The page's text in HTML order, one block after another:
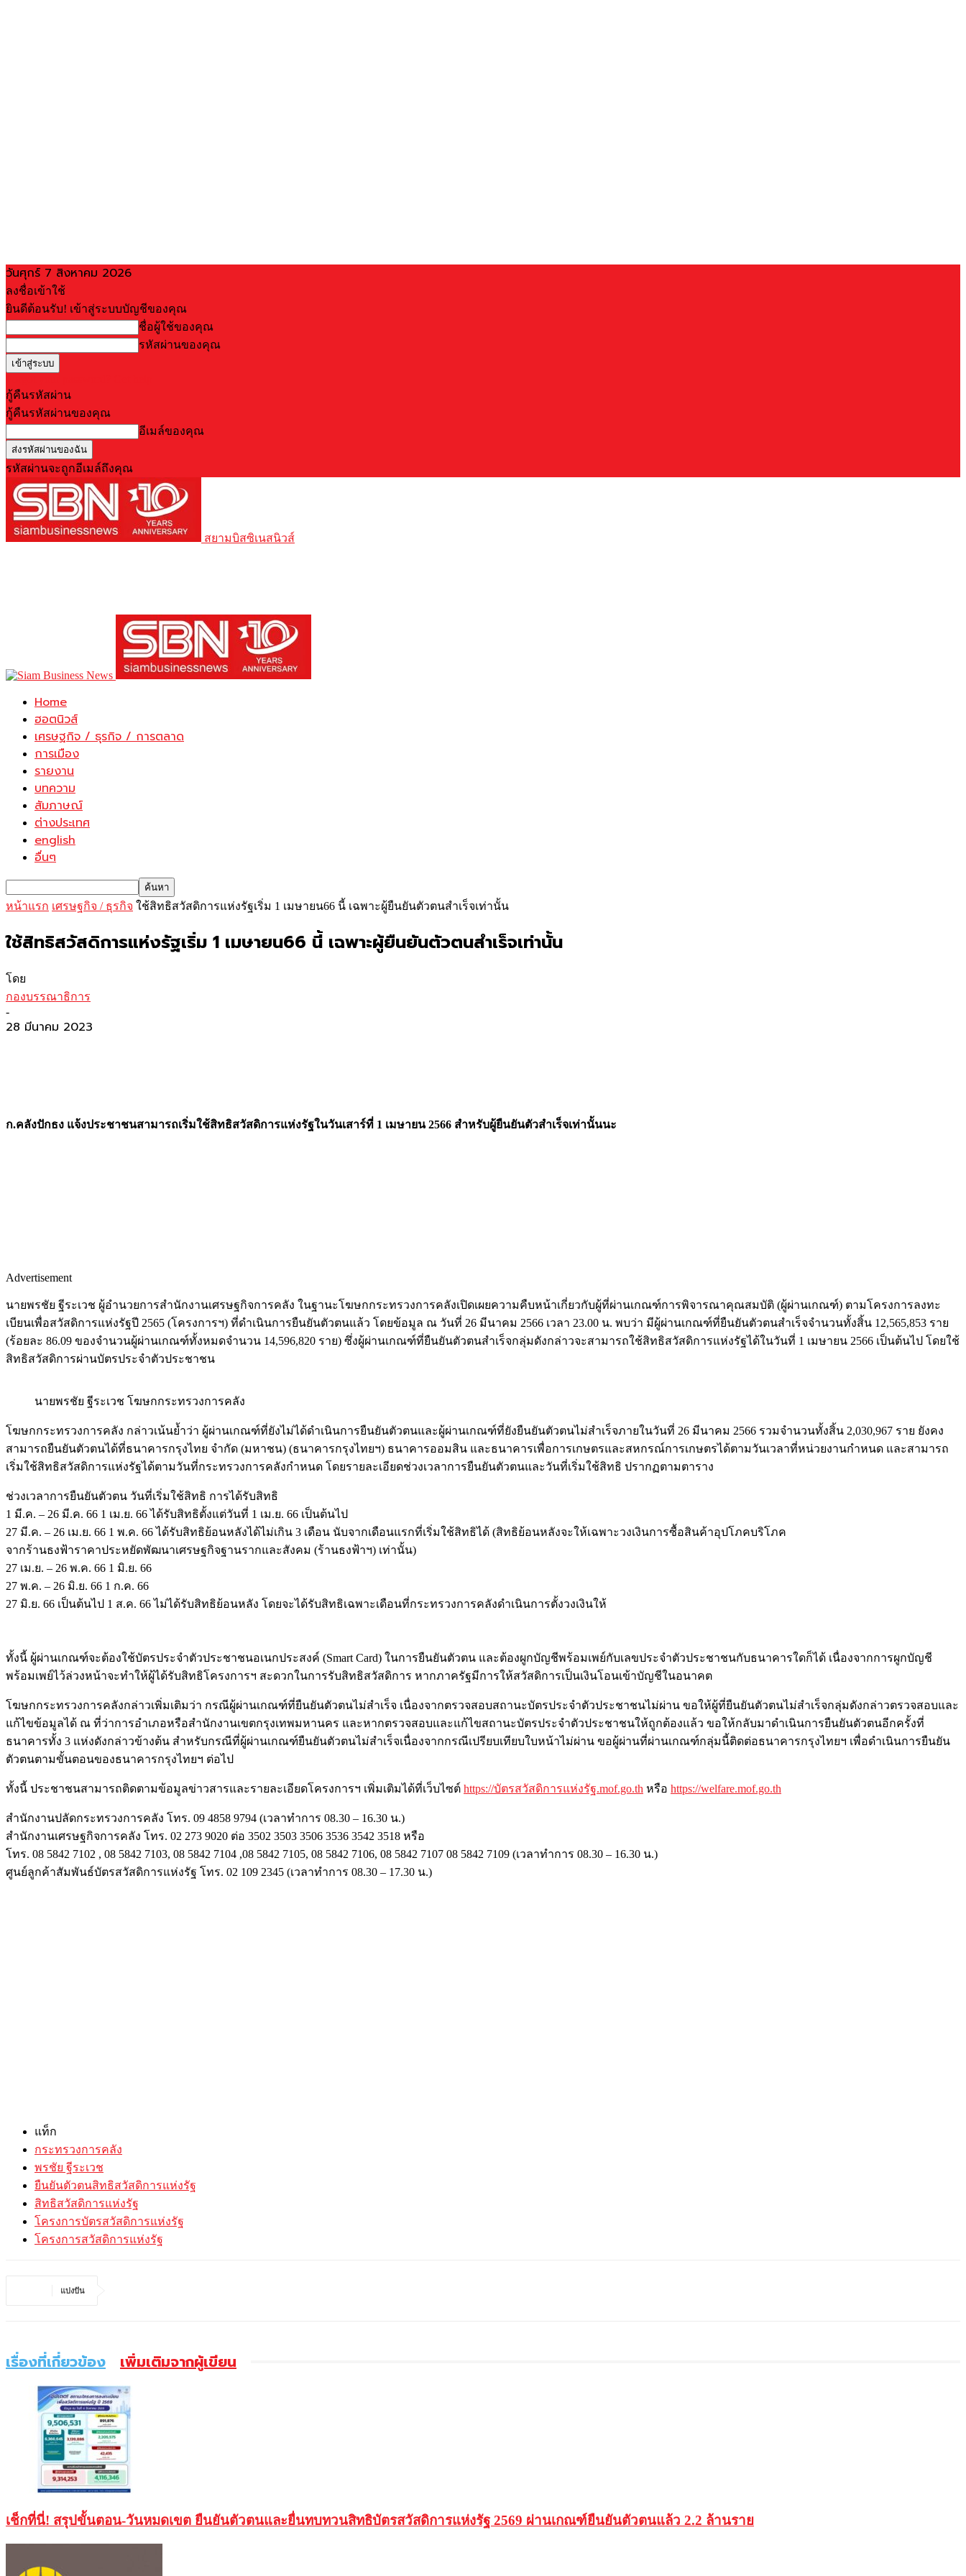
วันศุกร์ 7 สิงหาคม 2026
ลงชื่อเข้าใช้
ยินดีต้อนรับ! เข้าสู่ระบบบัญชีของคุณ
ชื่อผู้ใช้ของคุณ
รหัสผ่านของคุณ
กู้คืนรหัสผ่าน
กู้คืนรหัสผ่านของคุณ
อีเมล์ของคุณ
รหัสผ่านจะถูกอีเมล์ถึงคุณ
สยามบิสซิเนสนิวส์
Home
ฮอตนิวส์
เศรษฐกิจ / ธุรกิจ / การตลาด
การเมือง
รายงาน
บทความ
สัมภาษณ์
ต่างประเทศ
english
อื่นๆ
หน้าแรก เศรษฐกิจ / ธุรกิจ ใช้สิทธิสวัสดิการแห่งรัฐเริ่ม 1 เมษายน66 นี้ เฉพาะผู้ยืนยันตัวตนสำเร็จเท่านั้น
ใช้สิทธิสวัสดิการแห่งรัฐเริ่ม 1 เมษายน66 นี้ เฉพาะผู้ยืนยันตัวตนสำเร็จเท่านั้น
โดย
กองบรรณาธิการ
-
28 มีนาคม 2023
ก.คลังปักธง แจ้งประชาชนสามารถเริ่มใช้สิทธิสวัสดิการแห่งรัฐในวันเสาร์ที่ 1 เมษายน 2566 สำหรับผู้ยืนยันตัวสำเร็จเท่านั้นนะ
Advertisement
นายพรชัย ฐีระเวช ผู้อำนวยการสำนักงานเศรษฐกิจการคลัง ในฐานะโฆษกกระทรวงการคลังเปิดเผยความคืบหน้าเกี่ยวกับผู้ที่ผ่านเกณฑ์การพิจารณาคุณสมบัติ (ผู้ผ่านเกณฑ์) ตามโครงการลงทะ
เบียนเพื่อสวัสดิการแห่งรัฐปี 2565 (โครงการฯ) ที่ดำเนินการยืนยันตัวตนแล้ว โดยข้อมูล ณ วันที่ 26 มีนาคม 2566 เวลา 23.00 น. พบว่า มีผู้ผ่านเกณฑ์ที่ยืนยันตัวตนสำเร็จจำนวนทั้งสิ้น 12,565,853 ราย
(ร้อยละ 86.09 ของจำนวนผู้ผ่านเกณฑ์ทั้งหมดจำนวน 14,596,820 ราย) ซึ่งผู้ผ่านเกณฑ์ที่ยืนยันตัวตนสำเร็จกลุ่มดังกล่าวจะสามารถใช้สิทธิสวัสดิการแห่งรัฐได้ในวันที่ 1 เมษายน 2566 เป็นต้นไป โดยใช้
สิทธิสวัสดิการผ่านบัตรประจำตัวประชาชน
นายพรชัย ฐีระเวช โฆษกกระทรวงการคลัง
โฆษกกระทรวงการคลัง กล่าวเน้นย้ำว่า ผู้ผ่านเกณฑ์ที่ยังไม่ได้ดำเนินการยืนยันตัวตนและผู้ผ่านเกณฑ์ที่ยังยืนยันตัวตนไม่สำเร็จภายในวันที่ 26 มีนาคม 2566 รวมจำนวนทั้งสิ้น 2,030,967 ราย ยังคง
สามารถยืนยันตัวตนได้ที่ธนาคารกรุงไทย จำกัด (มหาชน) (ธนาคารกรุงไทยฯ) ธนาคารออมสิน และธนาคารเพื่อการเกษตรและสหกรณ์การเกษตรได้ตามวันเวลาที่หน่วยงานกำหนด และสามารถ
เริ่มใช้สิทธิสวัสดิการแห่งรัฐได้ตามวันที่กระทรวงการคลังกำหนด โดยรายละเอียดช่วงเวลาการยืนยันตัวตนและวันที่เริ่มใช้สิทธิ ปรากฏตามตาราง
ช่วงเวลาการยืนยันตัวตน วันที่เริ่มใช้สิทธิ การได้รับสิทธิ
1 มี.ค. – 26 มี.ค. 66 1 เม.ย. 66 ได้รับสิทธิตั้งแต่วันที่ 1 เม.ย. 66 เป็นต้นไป
27 มี.ค. – 26 เม.ย. 66 1 พ.ค. 66 ได้รับสิทธิย้อนหลังได้ไม่เกิน 3 เดือน นับจากเดือนแรกที่เริ่มใช้สิทธิได้ (สิทธิย้อนหลังจะให้เฉพาะวงเงินการซื้อสินค้าอุปโภคบริโภค
จากร้านธงฟ้าราคาประหยัดพัฒนาเศรษฐกิจฐานรากและสังคม (ร้านธงฟ้าฯ) เท่านั้น)
27 เม.ย. – 26 พ.ค. 66 1 มิ.ย. 66
27 พ.ค. – 26 มิ.ย. 66 1 ก.ค. 66
27 มิ.ย. 66 เป็นต้นไป 1 ส.ค. 66 ไม่ได้รับสิทธิย้อนหลัง โดยจะได้รับสิทธิเฉพาะเดือนที่กระทรวงการคลังดำเนินการตั้งวงเงินให้
ทั้งนี้ ผู้ผ่านเกณฑ์จะต้องใช้บัตรประจำตัวประชาชนอเนกประสงค์ (Smart Card) ในการยืนยันตัวตน และต้องผูกบัญชีพร้อมเพย์กับเลขประจำตัวประชาชนกับธนาคารใดก็ได้ เนื่องจากการผูกบัญชี
พร้อมเพย์ไว้ล่วงหน้าจะทำให้ผู้ได้รับสิทธิโครงการฯ สะดวกในการรับสิทธิสวัสดิการ หากภาครัฐมีการให้สวัสดิการเป็นเงินโอนเข้าบัญชีในอนาคต
โฆษกกระทรวงการคลังกล่าวเพิ่มเติมว่า กรณีผู้ผ่านเกณฑ์ที่ยืนยันตัวตนไม่สำเร็จ เนื่องจากตรวจสอบสถานะบัตรประจำตัวประชาชนไม่ผ่าน ขอให้ผู้ที่ยืนยันตัวตนไม่สำเร็จกลุ่มดังกล่าวตรวจสอบและ
แก้ไขข้อมูลได้ ณ ที่ว่าการอำเภอหรือสำนักงานเขตกรุงเทพมหานคร และหากตรวจสอบและแก้ไขสถานะบัตรประจำตัวประชาชนให้ถูกต้องแล้ว ขอให้กลับมาดำเนินการยืนยันตัวตนอีกครั้งที่
ธนาคารทั้ง 3 แห่งดังกล่าวข้างต้น สำหรับกรณีที่ผู้ผ่านเกณฑ์ยืนยันตัวตนไม่สำเร็จเนื่องจากกรณีเปรียบเทียบใบหน้าไม่ผ่าน ขอผู้ผ่านที่ผ่านเกณฑ์กลุ่มนี้ติดต่อธนาคารกรุงไทยฯ เพื่อดำเนินการยืนยัน
ตัวตนตามขั้นตอนของธนาคารกรุงไทยฯ ต่อไป
ทั้งนี้ ประชาชนสามารถติดตามข้อมูลข่าวสารและรายละเอียดโครงการฯ เพิ่มเติมได้ที่เว็บไซต์ https://บัตรสวัสดิการแห่งรัฐ.mof.go.th หรือ https://welfare.mof.go.th
สำนักงานปลัดกระทรวงการคลัง โทร. 09 4858 9794 (เวลาทำการ 08.30 – 16.30 น.)
สำนักงานเศรษฐกิจการคลัง โทร. 02 273 9020 ต่อ 3502 3503 3506 3536 3542 3518 หรือ
โทร. 08 5842 7102 , 08 5842 7103, 08 5842 7104 ,08 5842 7105, 08 5842 7106, 08 5842 7107 08 5842 7109 (เวลาทำการ 08.30 – 16.30 น.)
ศูนย์ลูกค้าสัมพันธ์บัตรสวัสดิการแห่งรัฐ โทร. 02 109 2345 (เวลาทำการ 08.30 – 17.30 น.)
แท็ก
กระทรวงการคลัง
พรชัย ฐีระเวช
ยืนยันตัวตนสิทธิสวัสดิการแห่งรัฐ
สิทธิสวัสดิการแห่งรัฐ
โครงการบัตรสวัสดิการแห่งรัฐ
โครงการสวัสดิการแห่งรัฐ
แบ่งปัน
เรื่องที่เกี่ยวข้อง เพิ่มเติมจากผู้เขียน
เช็กที่นี่! สรุปขั้นตอน-วันหมดเขต ยืนยันตัวตนและยื่นทบทวนสิทธิบัตรสวัสดิการแห่งรัฐ 2569 ผ่านเกณฑ์ยืนยันตัวตนแล้ว 2.2 ล้านราย